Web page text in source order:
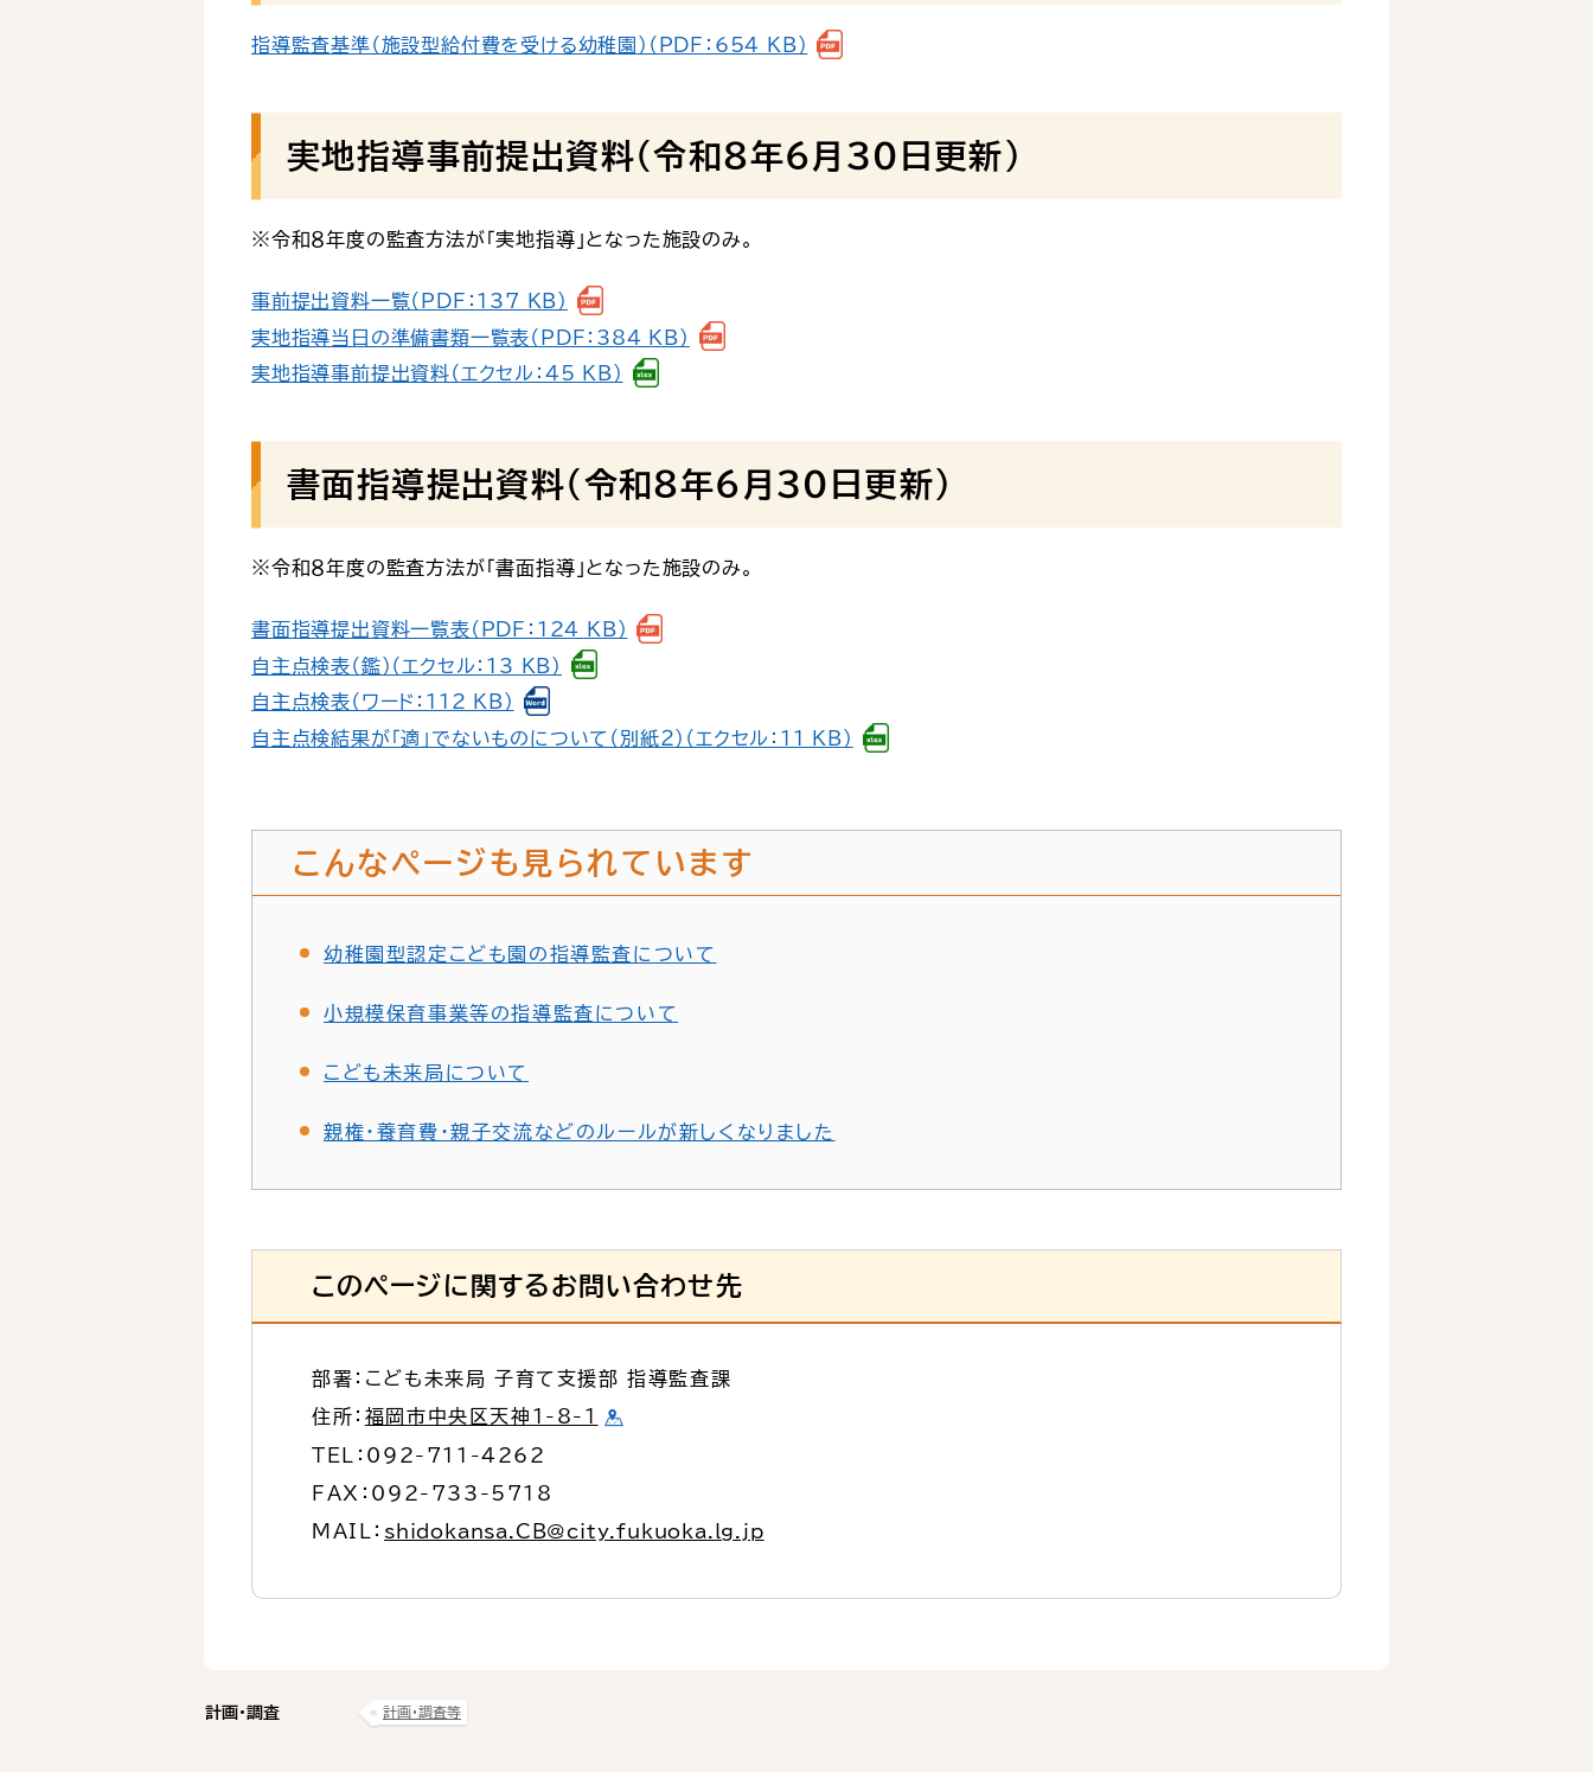
指導監査基準（施設型給付費を受ける幼稚園）（PDF：654 KB）
実地指導事前提出資料（令和８年６月30日更新）
※令和８年度の監査方法が「実地指導」となった施設のみ。
事前提出資料一覧（PDF：137 KB）
実地指導当日の準備書類一覧表（PDF：384 KB）
実地指導事前提出資料（エクセル：45 KB）
書面指導提出資料（令和８年６月30日更新）
※令和８年度の監査方法が「書面指導」となった施設のみ。
書面指導提出資料一覧表（PDF：124 KB）
自主点検表（鑑）（エクセル：13 KB）
自主点検表（ワード：112 KB）
自主点検結果が「適」でないものについて（別紙２）（エクセル：11 KB）
こんなページも見られています
幼稚園型認定こども園の指導監査について
小規模保育事業等の指導監査について
こども未来局について
親権・養育費・親子交流などのルールが新しくなりました
このページに関するお問い合わせ先
部署：こども未来局 子育て支援部 指導監査課
住所： 福岡市中央区天神1-8-1
TEL： 092-711-4262
FAX：092-733-5718
MAIL： shidokansa.CB@city.fukuoka.lg.jp
計画・調査 計画・調査等